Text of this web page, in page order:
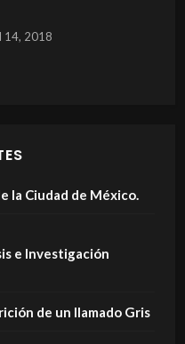
14, 2018
la Ciudad de México.
e Investigación
de un llamado Gris